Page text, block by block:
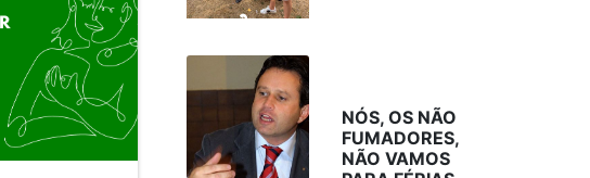
NÓS, OS NÃO
FUMADORES,
NÃO VAMOS